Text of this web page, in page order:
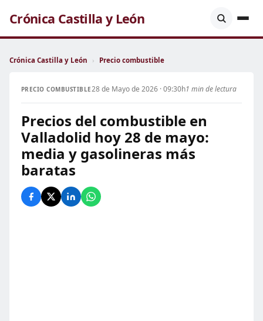
Crónica Castilla y León
Crónica Castilla y León › Precio combustible
PRECIO COMBUSTIBLE28 de Mayo de 2026 · 09:30h1 min de lectura
Precios del combustible en
Valladolid hoy 28 de mayo:
media y gasolineras más
baratas